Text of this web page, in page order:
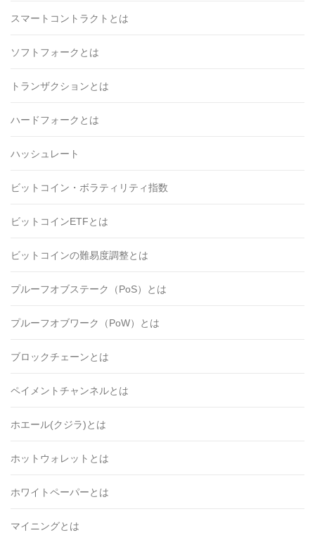
スマートコントラクトとは
ソフトフォークとは
トランザクションとは
ハードフォークとは
ハッシュレート
ビットコイン・ボラティリティ指数
ビットコインETFとは
ビットコインの難易度調整とは
プルーフオブステーク（PoS）とは
プルーフオブワーク（PoW）とは
ブロックチェーンとは
ペイメントチャンネルとは
ホエール(クジラ)とは
ホットウォレットとは
ホワイトペーパーとは
マイニングとは